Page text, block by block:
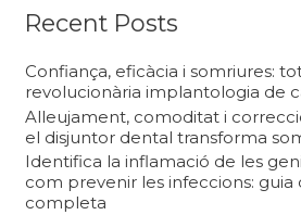
a
Recent Posts
Confiança, eficàcia i somriures:
revolucionària implantologia de
Alleujament, comoditat i
el disjuntor dental transforma
Identifica la inflamació de les
com prevenir les infeccions: guia
completa